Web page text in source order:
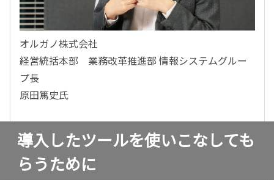
オルガノ株式会社
経営統括本部 業務改革推進部 情報システムグルー
プ長
原田篤史氏
導入したツールを使いこなしても
らうために